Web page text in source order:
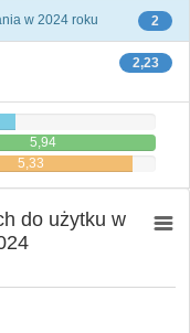
2
w 2024 roku
2,23
5,94
5,33
do użytku w